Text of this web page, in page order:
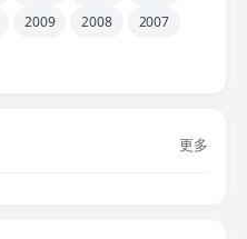
2009 2008
2007
更多